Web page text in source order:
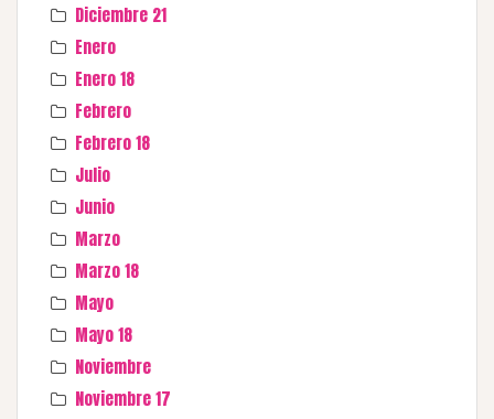
Diciembre 21
Enero
Enero 18
Febrero
Febrero 18
Julio
Junio
Marzo
Marzo 18
Mayo
Mayo 18
Noviembre
Noviembre 17